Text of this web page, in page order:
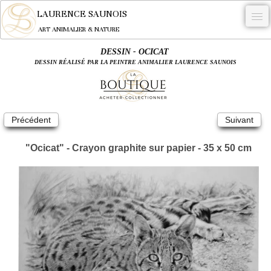
LAURENCE SAUNOIS
ART ANIMALIER & NATURE
NYMPHEUS LUMINANSIS.
BECASSE
COMMANDE
NEWS
CONTACT
Français
0
DESSIN - OCICAT
DESSIN RÉALISÉ PAR LA PEINTRE ANIMALIER LAURENCE SAUNOIS
Précédent Suivant
"Ocicat" - Crayon graphite sur papier - 35 x 50 cm